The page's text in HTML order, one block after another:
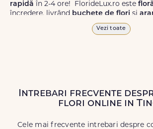
rapidă în 2-4 ore! FlorideLux.ro este
încredere, livrând buchete de flori și
de calitate superioară în Tinca și în toată
Livrăm buchete de florichiar și în
să poți adresa un gest frumos atunci
Vezi toate
Intrebari frecvente
flori online in
Cele mai frecvente intrebari despre